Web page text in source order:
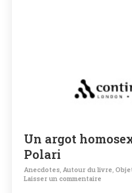
Un argot
Polari
Anecdotes, Autour du livre,
Laisser un commentaire